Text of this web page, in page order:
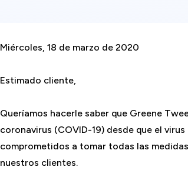
Miércoles, 18 de marzo de 2020
Estimado cliente,
Queríamos hacerle saber que Greene
coronavirus (COVID-19) desde que el
comprometidos a tomar todas las
nuestros clientes.